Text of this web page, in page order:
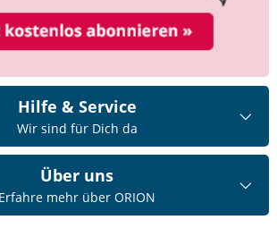
Hilfe & Service
Wir sind für Dich da
Über uns
Erfahre mehr über ORION